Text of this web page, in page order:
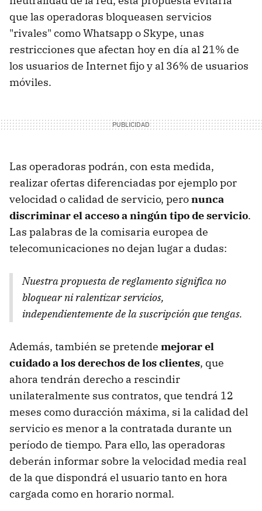
que las operadoras bloqueasen servicios
"rivales" como Whatsapp o Skype, unas
restricciones que afectan hoy en día al 21% de
los usuarios de Internet fijo y al 36% de usuarios
móviles.
Las operadoras podrán, con esta medida,
realizar ofertas diferenciadas por ejemplo por
velocidad o calidad de servicio, peronunca
discriminar el acceso a ningún tipo de servicio.
Las palabras de la comisaria europea de
telecomunicaciones no dejan lugar a dudas:
Nuestra propuesta de reglamento significa no
bloquear ni ralentizar servicios,
independientemente de la suscripción que tengas.
Además, también se pretende mejorar el
cuidado a los derechos de los clientes, que
ahora tendrán derecho a rescindir
unilateralmente sus contratos, que tendrá 12
meses como duracción máxima, si la calidad del
servicio es menor a la contratada durante un
período de tiempo. Para ello, las operadoras
deberán informar sobre la velocidad media real
de la que dispondrá el usuario tanto en hora
cargada como en horario normal.